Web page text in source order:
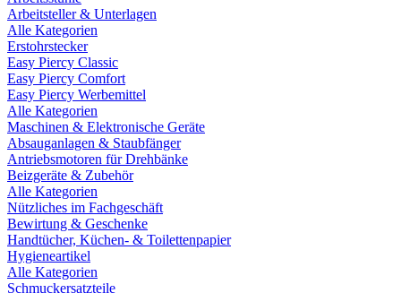
Arbeitsteller & Unterlagen
Alle Kategorien
Erstohrstecker
Easy Piercy Classic
Easy Piercy Comfort
Easy Piercy Werbemittel
Alle Kategorien
Maschinen & Elektronische Geräte
Absauganlagen & Staubfänger
Antriebsmotoren für Drehbänke
Beizgeräte & Zubehör
Alle Kategorien
Nützliches im Fachgeschäft
Bewirtung & Geschenke
Handtücher, Küchen- & Toilettenpapier
Hygieneartikel
Alle Kategorien
Schmuckersatzteile